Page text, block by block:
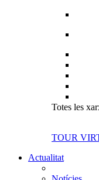
Totes les
TOUR
Actualitat